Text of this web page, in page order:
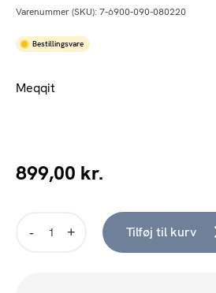
Varenummer (SKU): 7-6900-090-080220
Bestillingsvare
Meqqit
899,00 kr.
Tilføj til kurv